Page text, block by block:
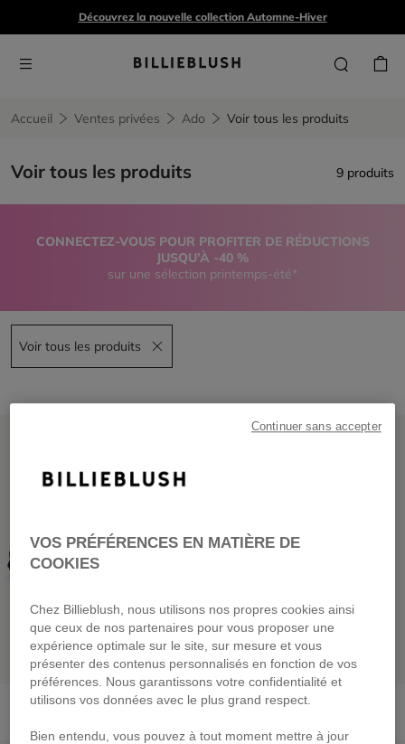
Découvrez la nouvelle collection Automne-Hiver
Accueil Ventes privées Ado Voir tous les produits
Voir tous les produits 9 produits
CONNECTEZ-VOUS POUR PROFITER DE RÉDUCTIONS
JUSQU’À -40 %
sur une sélection printemps-été*
Voir tous les produits
Remove filter Voir tous les produits
Sabots En Jean
PRIX DOUX
Cardigan
VOS PRÉFÉRENCES EN MATIÈRE DE
COOKIES
Chez Billieblush, nous utilisons nos propres cookies ainsi
que ceux de nos partenaires pour vous proposer une
expérience optimale sur le site, sur mesure et vous
présenter des contenus personnalisés en fonction de vos
préférences. Nous garantissons votre confidentialité et
utilisons vos données avec le plus grand respect.
Bien entendu, vous pouvez à tout moment mettre à jour
Continuer sans accepter